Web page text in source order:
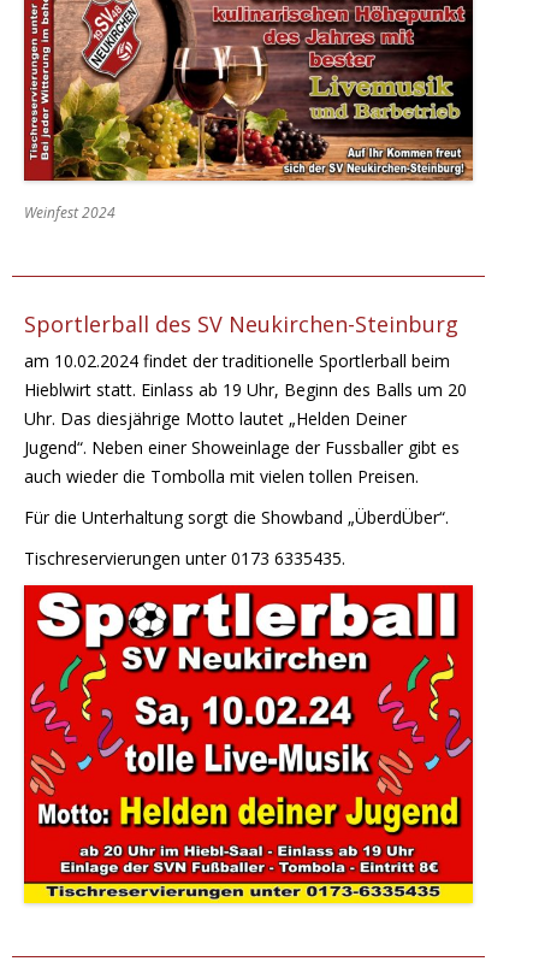
Weinfest 2024
Sportlerball des SV Neukirchen-Steinburg
am 10.02.2024 findet der traditionelle Sportlerball beim
Hieblwirt statt. Einlass ab 19 Uhr, Beginn des Balls um 20
Uhr. Das diesjährige Motto lautet „Helden Deiner
Jugend“. Neben einer Showeinlage der Fussballer gibt es
auch wieder die Tombolla mit vielen tollen Preisen.
Für die Unterhaltung sorgt die Showband „ÜberdÜber“.
Tischreservierungen unter 0173 6335435.